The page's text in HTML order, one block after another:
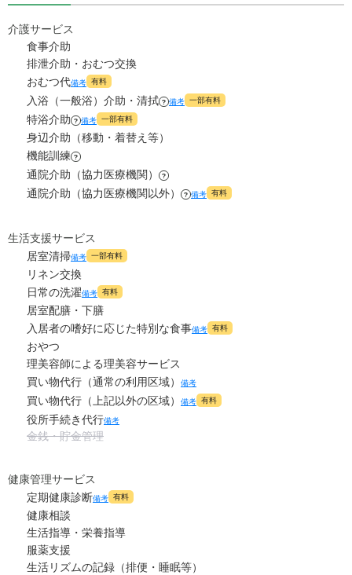
1/11
介護サービス
食事介助
排泄介助・おむつ交換
おむつ代備考 有料
入浴（一般浴）介助・清拭 ? 備考 一部有料
特浴介助 ? 備考 一部有料
身辺介助（移動・着替え等）
機能訓練 ?
通院介助（協力医療機関） ?
通院介助（協力医療機関以外） ? 備考 有料
生活支援サービス
居室清掃備考 一部有料
リネン交換
日常の洗濯備考 有料
居室配膳・下膳
入居者の嗜好に応じた特別な食事備考 有料
おやつ
理美容師による理美容サービス
買い物代行（通常の利用区域）
備考
買い物代行（上記以外の区域） 備考 有料
役所手続き代行備考
金銭・貯金管理
健康管理サービス
定期健康診断備考 有料
健康相談
生活指導・栄養指導
服薬支援
生活リズムの記録（排便・睡眠等）